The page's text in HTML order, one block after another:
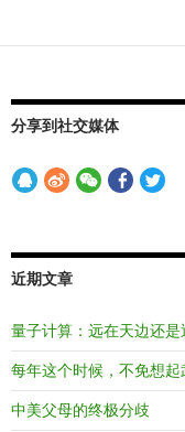
分享到社交媒体
近期文章
量子计算：远在天边还是
每年这个时候，不免想起
中美父母的终极分歧